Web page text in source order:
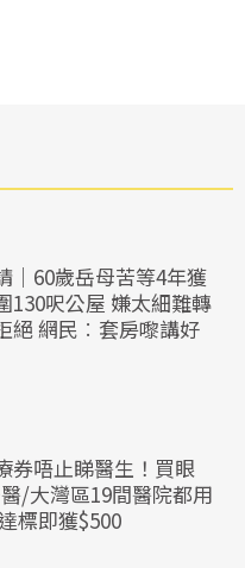
｜60歲岳母苦等4年獲
130呎公屋 嫌太細難轉
絕 網民︰套房嚟講好
券唔止睇醫生！買眼
/大灣區19間醫院都用
標即獲$500